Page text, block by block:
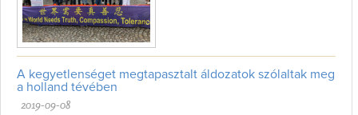
A kegyetlenséget megtapasztalt áldozatok szólaltak meg
a holland tévében
2019-09-08